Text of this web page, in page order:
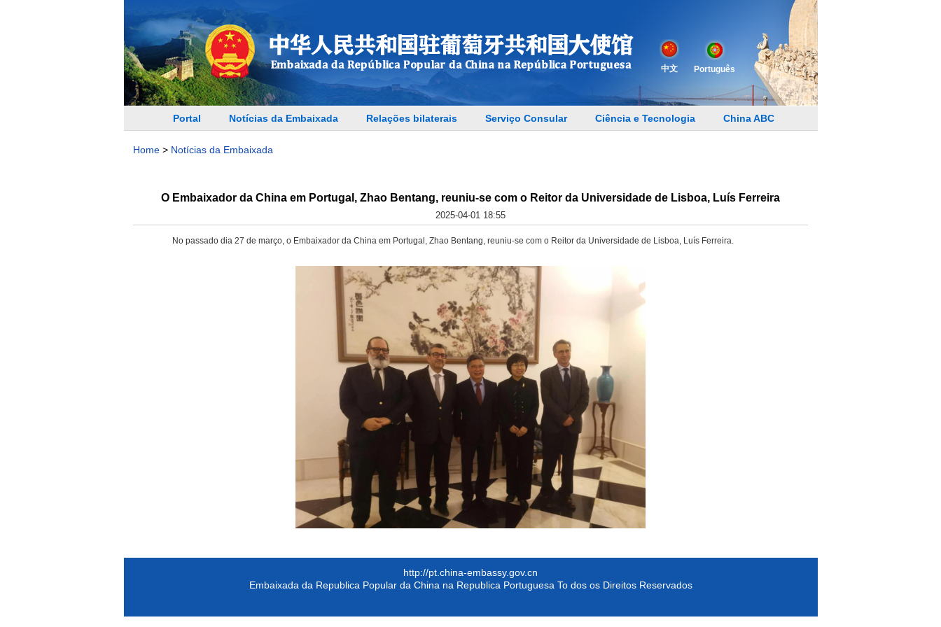
中文 Português
Portal Notícias da Embaixada Relações bilaterais Serviço Consular Ciência e Tecnologia China ABC
Home > Notícias da Embaixada
O Embaixador da China em Portugal, Zhao Bentang, reuniu-se com o Reitor da Universidade de Lisboa, Luís Ferreira
2025-04-01 18:55
No passado dia 27 de março, o Embaixador da China em Portugal, Zhao Bentang, reuniu-se com o Reitor da Universidade de Lisboa, Luís Ferreira.
http://pt.china-embassy.gov.cn
Embaixada da Republica Popular da China na Republica Portuguesa To dos os Direitos Reservados